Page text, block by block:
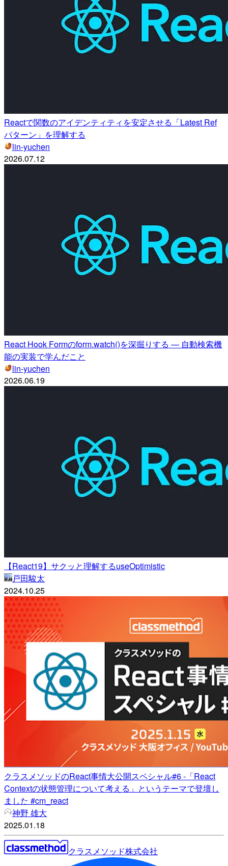
Reactで関数のアイデンティティを安定させる「Latest Ref
パターン」を理解する
lin-yuchen
2026.07.12
React Hook Formのform.watch()を深掘りする — 自動検索機
能の実装で学んだこと
lin-yuchen
2026.06.19
【React19】サクッと理解するuseOptimistic
戸田駿太
2024.10.25
クラスメソッドのReact事情大公開スペシャル#6 -「React
Contextの状態管理について考える」というテーマで登壇し
ました #cm_react
神野 雄大
2025.01.18
クラスメソッド株式会社